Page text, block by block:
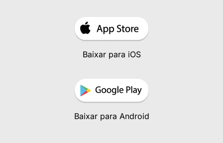
Baixar para iOS
Baixar para Android